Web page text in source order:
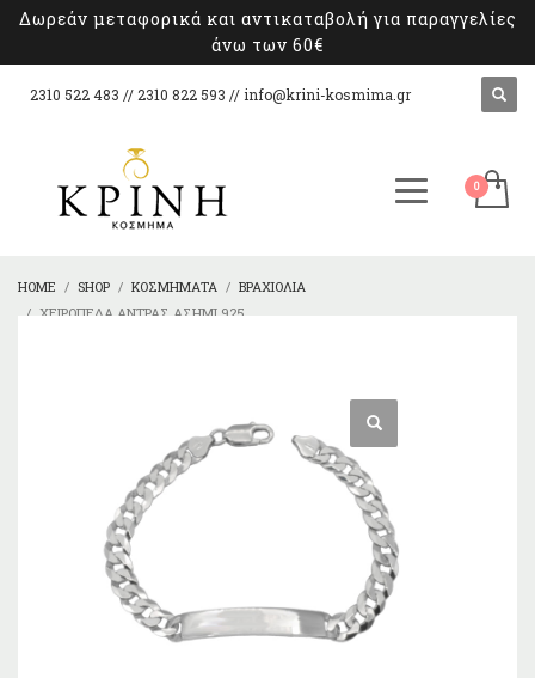
Δωρεάν μεταφορικά και αντικαταβολή για παραγγελίες
άνω των 60€
2310 522 483 // 2310 822 593 // info@krini-kosmima.gr
HOME SHOP ΚΟΣΜΉΜΑΤΑ
ΒΡΑΧΙΌΛΙΑ
ΧΕΙΡΟΠΈΔΑ ΆΝΤΡΑΣ ΑΣΉΜΙ 925